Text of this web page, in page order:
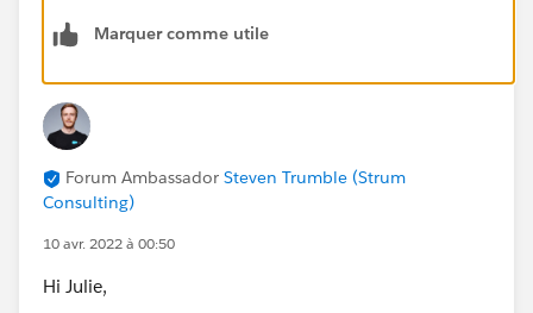
Marquer comme utile
Forum Ambassador Steven Trumble (Strum
Consulting)
10 avr. 2022 à 00:50
Hi Julie,